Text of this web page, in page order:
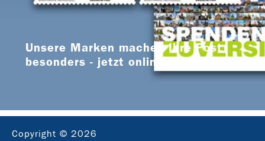
Unsere Marken machen Ihre Post
besonders - jetzt online bestellen
Copyright © 2026